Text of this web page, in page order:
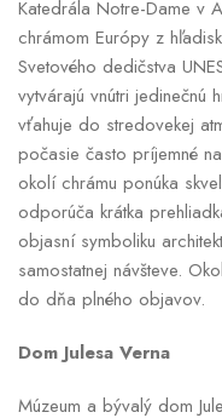
Katedrála Notre-Dame v
chrámom Európy z
Svetového dedičstva
vytvárajú vnútri jedinečnú
vťahuje do stredovekej
počasie často príjemné
okolí chrámu ponúka
odporúča krátka
objasní symboliku
samostatnej návšteve.
do dňa plného objavov.
Dom Julesa Verna
Múzeum a bývalý dom